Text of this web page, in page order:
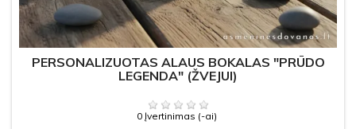
PERSONALIZUOTAS ALAUS BOKALAS "PRŪDO
LEGENDA" (ŽVEJUI)
0 Įvertinimas (-ai)